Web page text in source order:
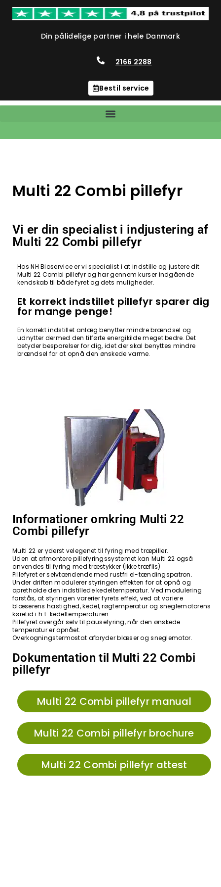
Din pålidelige partner i hele Danmark
2166 2288
Bestil service
Multi 22 Combi pillefyr
Vi er din specialist i indjustering af
Multi 22 Combi pillefyr
Hos NH Bioservice er vi specialist i at indstille og justere dit
Multi 22 Combi pillefyr og har gennem kurser indgående
kendskab til både fyret og dets muligheder.
Et korrekt indstillet pillefyr sparer dig
for mange penge!
En korrekt indstillet anlæg benytter mindre brændsel og
udnytter dermed den tilførte energikilde meget bedre. Det
betyder besparelser for dig, idet der skal benyttes mindre
brændsel for at opnå den ønskede varme.
Informationer omkring Multi 22
Combi pillefyr
Multi 22 er yderst velegenet til fyring med træpiller.
Uden at afmontere pillefyringssystemet kan Multi 22 også
anvendes til fyring med træstykker (ikke træflis)
Pillefyret er selvtændende med rustfri el-tændingspatron.
Under driften modulerer styringen effekten for at opnå og
opretholde den indstillede kedeltemperatur. Ved modulering
forstås, at styringen varerier fyrets effekt, ved at variere
blæserens hastighed, kedel, røgtemperatur og sneglemotorens
køretid i.h.t. kedeltemperaturen.
Pillefyret overgår selv til pausefyring, når den ønskede
temperatur er opnået.
Overkogningstermostat afbryder blæser og sneglemotor.
Dokumentation til Multi 22 Combi
pillefyr
Multi 22 Combi pillefyr manual
Multi 22 Combi pillefyr brochure
Multi 22 Combi pillefyr attest